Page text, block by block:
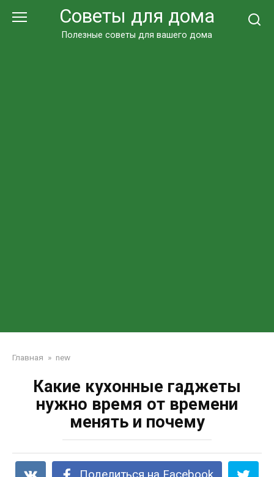
Советы для дома
Полезные советы для вашего дома
Главная » new
Какие кухонные гаджеты
нужно время от времени
менять и почему